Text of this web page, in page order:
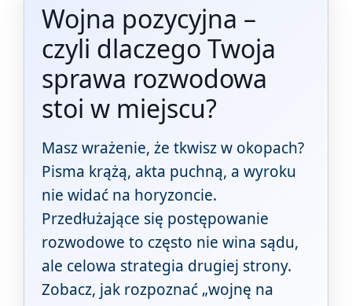
Wojna pozycyjna –
czyli dlaczego Twoja
sprawa rozwodowa
stoi w miejscu?
Masz wrażenie, że tkwisz w okopach?
Pisma krążą, akta puchną, a wyroku
nie widać na horyzoncie.
Przedłużające się postępowanie
rozwodowe to często nie wina sądu,
ale celowa strategia drugiej strony.
Zobacz, jak rozpoznać „wojnę na